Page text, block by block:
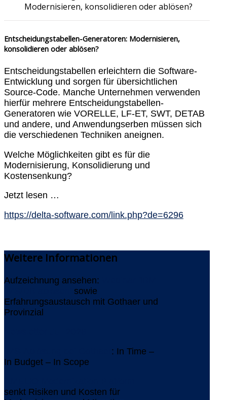
Modernisieren, konsolidieren oder ablösen?
Entscheidungstabellen-Generatoren: Modernisieren,
konsolidieren oder ablösen?
Entscheidungstabellen erleichtern die Software-
Entwicklung und sorgen für übersichtlichen
Source-Code. Manche Unternehmen verwenden
hierfür mehrere Entscheidungstabellen-
Generatoren wie VORELLE, LF-ET, SWT, DETAB
und andere, und Anwendungserben müssen sich
die verschiedenen Techniken aneignen.
Welche Möglichkeiten gibt es für die
Modernisierung, Konsolidierung und
Kostensenkung?
Jetzt lesen …
https://delta-software.com/link.php?de=6296
Weitere Informationen
Aufzeichnung ansehen:
sowie
Erfahrungsaustausch mit Gothaer und
Provinzial
: In Time –
In Budget – In Scope
senkt Risiken und Kosten für